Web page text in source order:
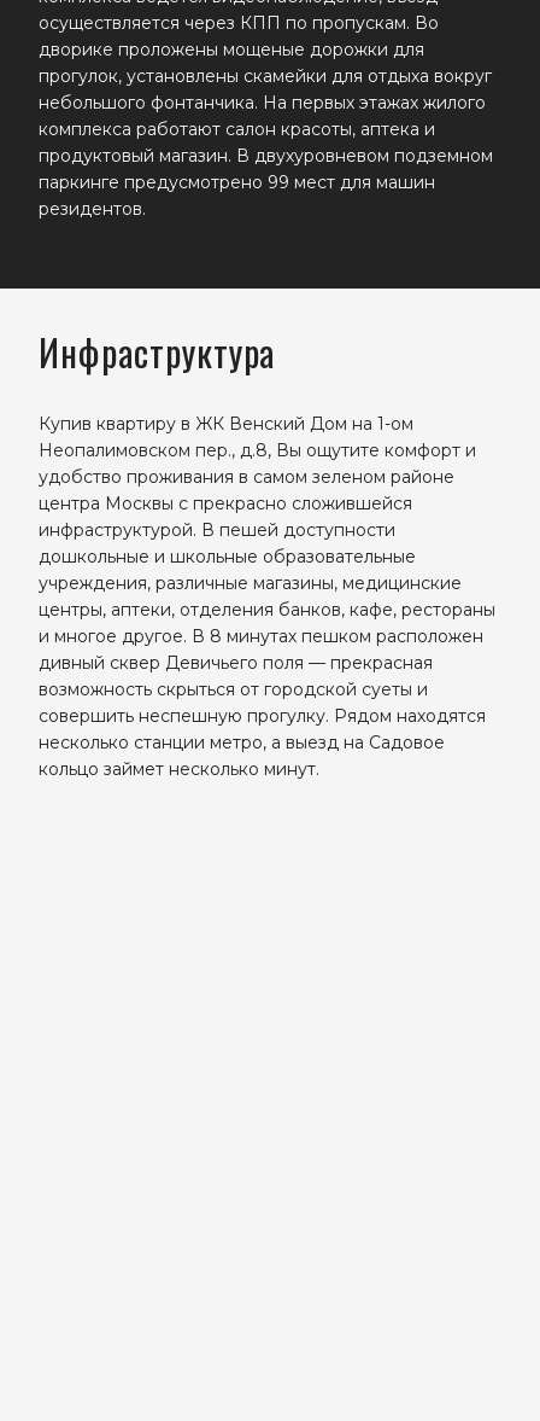
осуществляется через КПП по пропускам. Во
дворике проложены мощеные дорожки для
прогулок, установлены скамейки для отдыха вокруг
небольшого фонтанчика. На первых этажах жилого
комплекса работают салон красоты, аптека и
продуктовый магазин. В двухуровневом подземном
паркинге предусмотрено 99 мест для машин
резидентов.
Инфраструктура
Купив квартиру в ЖК Венский Дом на 1-ом
Неопалимовском пер., д.8, Вы ощутите комфорт и
удобство проживания в самом зеленом районе
центра Москвы с прекрасно сложившейся
инфраструктурой. В пешей доступности
дошкольные и школьные образовательные
учреждения, различные магазины, медицинские
центры, аптеки, отделения банков, кафе, рестораны
и многое другое. В 8 минутах пешком расположен
дивный сквер Девичьего поля — прекрасная
возможность скрыться от городской суеты и
совершить неспешную прогулку. Рядом находятся
несколько станции метро, а выезд на Садовое
кольцо займет несколько минут.